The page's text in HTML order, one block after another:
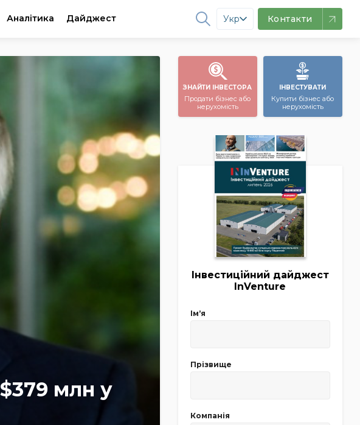
Аналітика Дайджест Укр Контакти
млн у
ЗНАЙТИ ІНВЕСТОРА
Продати бізнес або
нерухомість
ІНВЕСТУВАТИ
Купити бізнес або
нерухомість
Інвестиційний дайджест
InVenture
Імʼя
Прізвище
Компанія